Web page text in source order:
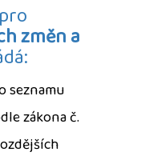
změn a
seznamu
zákona č.